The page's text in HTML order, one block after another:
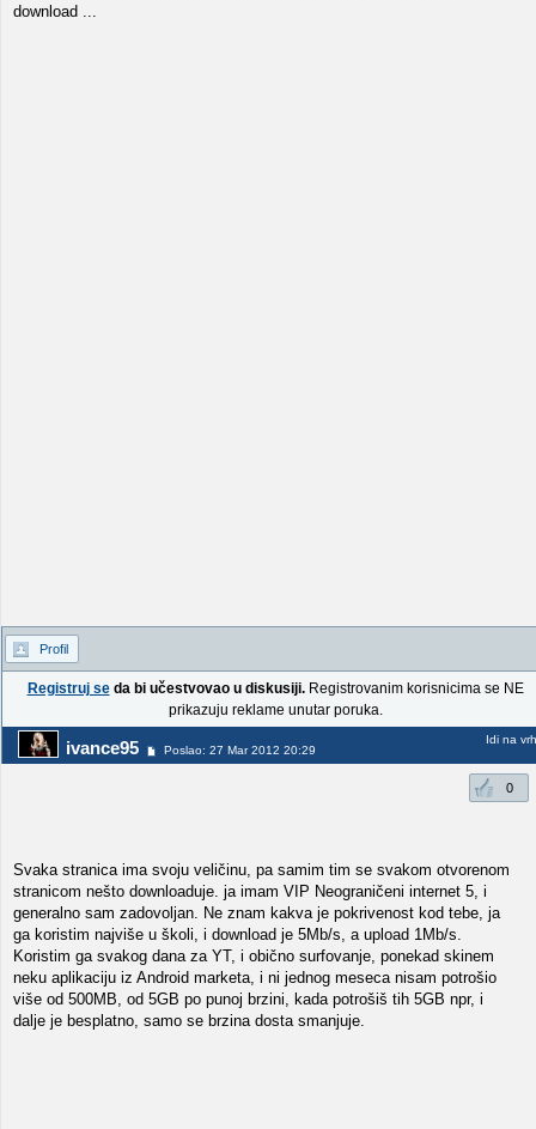
download ...
Profil
Registruj seda bi učestvovao u diskusiji.Registrovanim korisnicima se NE
prikazuju reklame unutar poruka.
ivance95 Poslao: 27 Mar 2012 20:29
Idi na vrh
0
Svaka stranica ima svoju veličinu, pa samim tim se svakom otvorenom
stranicom nešto downloaduje. ja imam VIP Neograničeni internet 5, i
generalno sam zadovoljan. Ne znam kakva je pokrivenost kod tebe, ja
ga koristim najviše u školi, i download je 5Mb/s, a upload 1Mb/s.
Koristim ga svakog dana za YT, i obično surfovanje, ponekad skinem
neku aplikaciju iz Android marketa, i ni jednog meseca nisam potrošio
više od 500MB, od 5GB po punoj brzini, kada potrošiš tih 5GB npr, i
dalje je besplatno, samo se brzina dosta smanjuje.